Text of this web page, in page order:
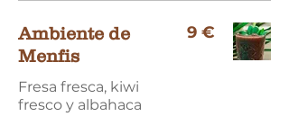
Ambiente de
Menfis
Fresa fresca, kiwi
fresco y albahaca
9 €